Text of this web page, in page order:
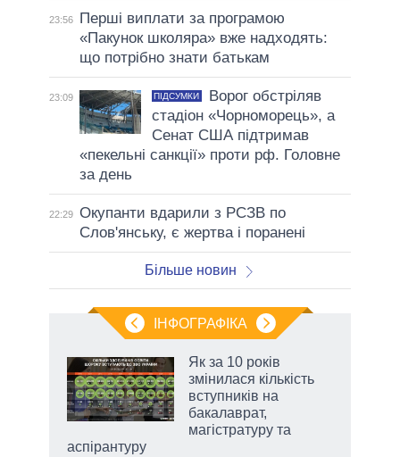
23:56
Перші виплати за програмою
«Пакунок школяра» вже надходять:
що потрібно знати батькам
23:09 ПІДСУМКИ
Ворог обстріляв
стадіон «Чорноморець», а
Сенат США підтримав
«пекельні санкції» проти рф. Головне
за день
22:29 Окупанти вдарили з РСЗВ по
Слов'янську, є жертва і поранені
Більше новин
ІНФОГРАФІКА
Як за 10 років
змінилася кількість
вступників на
бакалаврат,
магістратуру та
аспірантуру